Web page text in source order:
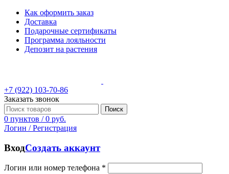
Как оформить заказ
Доставка
Подарочные сертификаты
Программа лояльности
Депозит на растения
+7 (922) 103-70-86
Заказать звонок
Поиск
0 пунктов / 0 руб.
Логин / Регистрация
ВходСоздать аккаунт
Логин или номер телефона *